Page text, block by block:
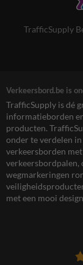
TrafficSupply
Verkeersbord.be is
TrafficSupply is dé
informatieborden
producten.
onder te verdelen
verkeersborden
verkeersbordpalen,
wegmarkeringen
met een mooi